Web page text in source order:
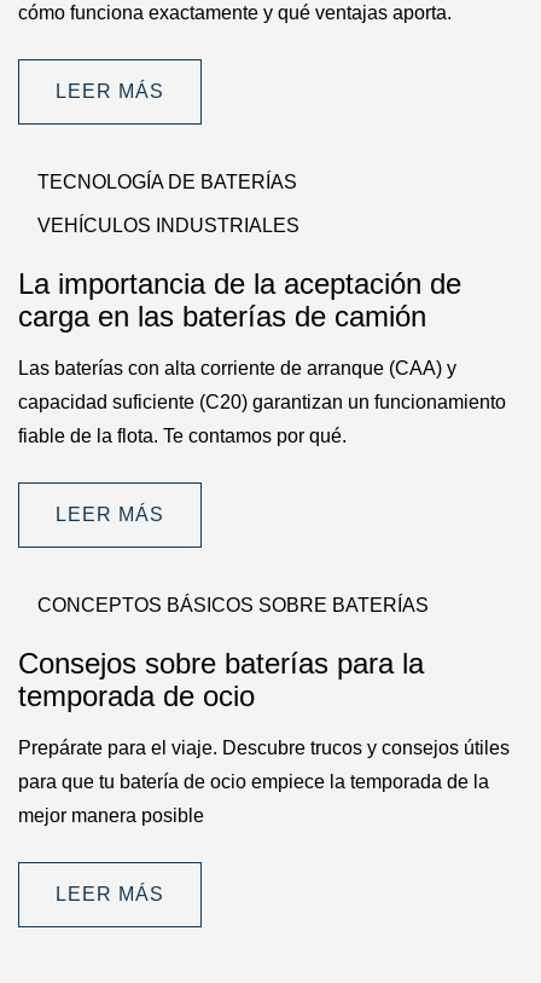
cómo funciona exactamente y qué ventajas aporta.
LEER MÁS
TECNOLOGÍA DE BATERÍAS
VEHÍCULOS INDUSTRIALES
La importancia de la aceptación de
carga en las baterías de camión
Las baterías con alta corriente de arranque (CAA) y
capacidad suficiente (C20) garantizan un funcionamiento
fiable de la flota. Te contamos por qué.
LEER MÁS
CONCEPTOS BÁSICOS SOBRE BATERÍAS
Consejos sobre baterías para la
temporada de ocio
Prepárate para el viaje. Descubre trucos y consejos útiles
para que tu batería de ocio empiece la temporada de la
mejor manera posible
LEER MÁS